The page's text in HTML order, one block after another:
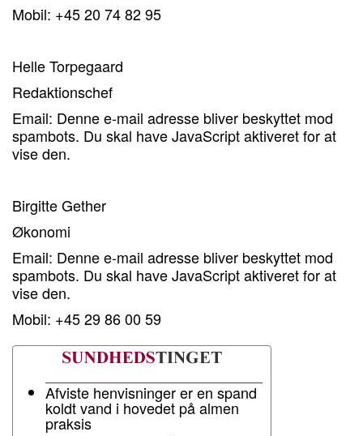
Mobil: +45 20 74 82 95
Helle Torpegaard
Redaktionschef
Email: Denne e-mail adresse bliver beskyttet mod
spambots. Du skal have JavaScript aktiveret for at
vise den.
Birgitte Gether
Økonomi
Email: Denne e-mail adresse bliver beskyttet mod
spambots. Du skal have JavaScript aktiveret for at
vise den.
Mobil: +45 29 86 00 59
Afviste henvisninger er en spand
koldt vand i hovedet på almen
praksis